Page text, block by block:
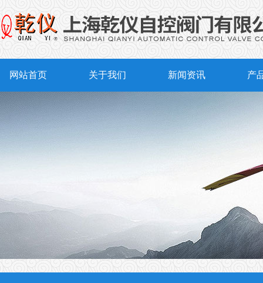
网站首页 关于我们 新闻资讯 产